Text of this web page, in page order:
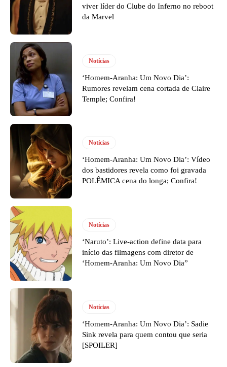
viver líder do Clube do Inferno no reboot
da Marvel
Notícias
‘Homem-Aranha: Um Novo Dia’:
Rumores revelam cena cortada de Claire
Temple; Confira!
Notícias
‘Homem-Aranha: Um Novo Dia’: Vídeo
dos bastidores revela como foi gravada
POLÊMICA cena do longa; Confira!
Notícias
‘Naruto’: Live-action define data para
início das filmagens com diretor de
‘Homem-Aranha: Um Novo Dia”
Notícias
‘Homem-Aranha: Um Novo Dia’: Sadie
Sink revela para quem contou que seria
[SPOILER]